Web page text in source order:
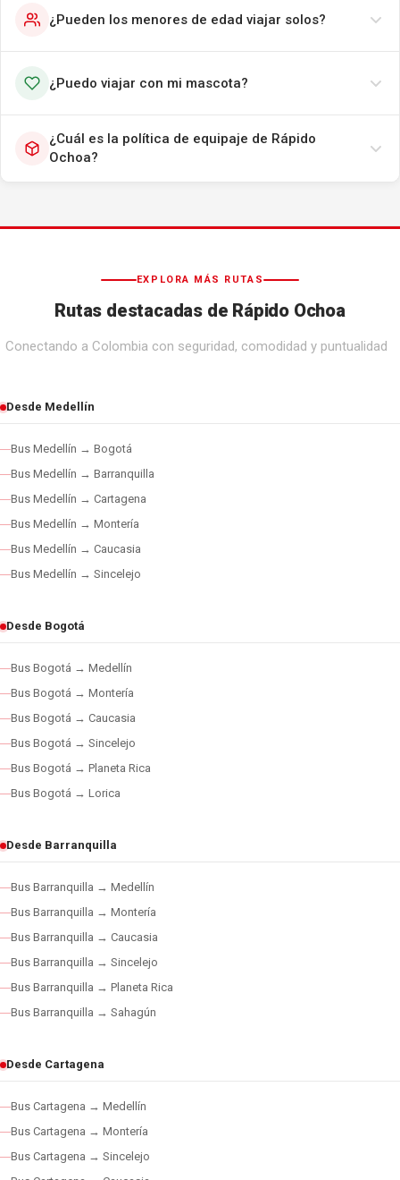
¿Pueden los menores de edad viajar solos?
¿Puedo viajar con mi mascota?
¿Cuál es la política de equipaje de Rápido
Ochoa?
EXPLORA MÁS RUTAS
Rutas destacadas de Rápido Ochoa
Conectando a Colombia con seguridad, comodidad y puntualidad
Desde Medellín
Bus Medellín → Bogotá
Bus Medellín → Barranquilla
Bus Medellín → Cartagena
Bus Medellín → Montería
Bus Medellín → Caucasia
Bus Medellín → Sincelejo
Desde Bogotá
Bus Bogotá → Medellín
Bus Bogotá → Montería
Bus Bogotá → Caucasia
Bus Bogotá → Sincelejo
Bus Bogotá → Planeta Rica
Bus Bogotá → Lorica
Desde Barranquilla
Bus Barranquilla → Medellín
Bus Barranquilla → Montería
Bus Barranquilla → Caucasia
Bus Barranquilla → Sincelejo
Bus Barranquilla → Planeta Rica
Bus Barranquilla → Sahagún
Desde Cartagena
Bus Cartagena → Medellín
Bus Cartagena → Montería
Bus Cartagena → Sincelejo